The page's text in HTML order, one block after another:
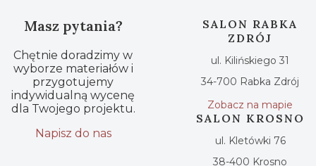
Masz pytania?
Chętnie doradzimy w
wyborze materiałów i
przygotujemy
indywidualną wycenę
dla Twojego projektu.
Napisz do nas
SALON RABKA
ZDRÓJ
ul. Kilińskiego 31
34-700 Rabka Zdrój
Zobacz na mapie
SALON KROSNO
ul. Kletówki 76
38-400 Krosno